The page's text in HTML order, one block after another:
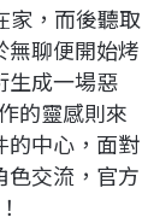
家，而後聽取
無聊便開始烤
生成一場惡
的靈感則來
的中心，面對
色交流，官方